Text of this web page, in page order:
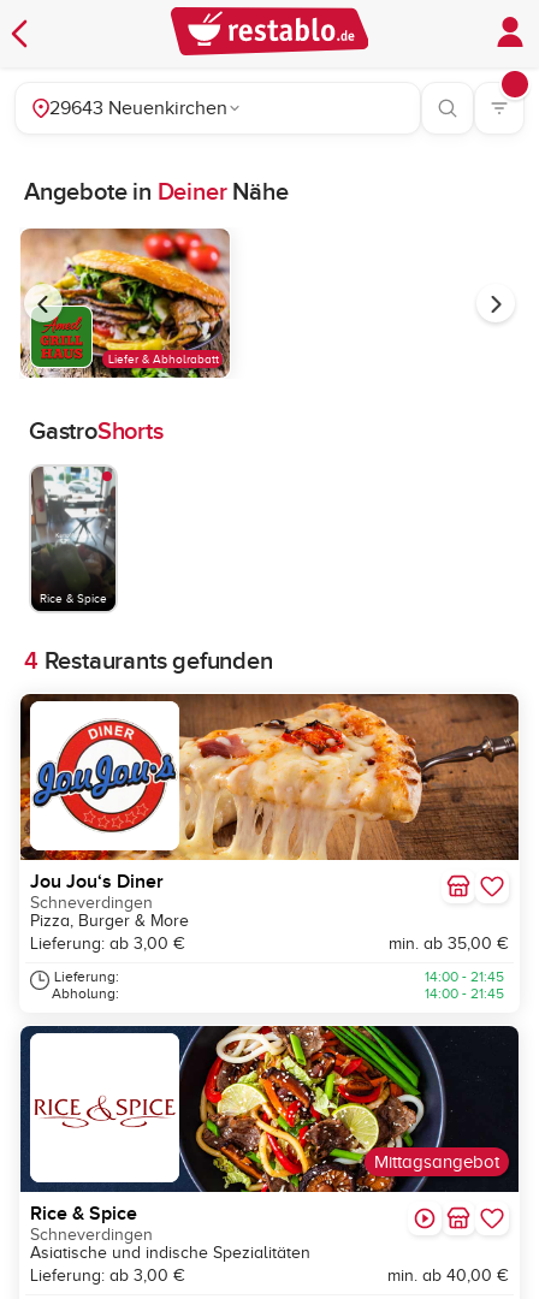
29643 Neuenkirchen
Angebote in DeinerNähe
Liefer & Abholrabatt
GastroShorts
Rice & Spice
4 Restaurants gefunden
Jou Jou‘s Diner
Schneverdingen
Pizza, Burger & More
Lieferung: ab 3,00 €
min. ab 35,00 €
Lieferung:
Abholung:
14:00 - 21:45
14:00 - 21:45
Mittagsangebot
Rice & Spice
Schneverdingen
Asiatische und indische Spezialitäten
Lieferung: ab 3,00 €
min. ab 40,00 €